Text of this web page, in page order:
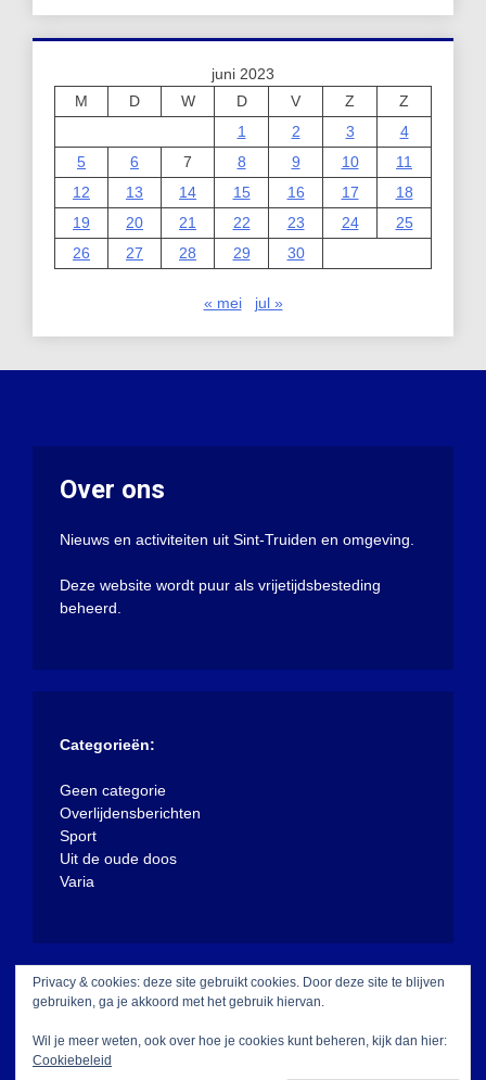
juni 2023
M
D W D V Z
Z
1
2 3
4
5
6 7 8 9 10
11
12
13 14 15 16 17
18
19
20 21 22 23 24
25
26
27 28 29 30
« mei jul »
Over ons
Nieuws en activiteiten uit Sint-Truiden en omgeving.
Deze website wordt puur als vrijetijdsbesteding
beheerd.
Categorieën:
Geen categorie
Overlijdensberichten
Sport
Uit de oude doos
Varia
Privacy & cookies: deze site gebruikt cookies. Door deze site te blijven
gebruiken, ga je akkoord met het gebruik hiervan.
Wil je meer weten, ook over hoe je cookies kunt beheren, kijk dan hier:
Cookiebeleid